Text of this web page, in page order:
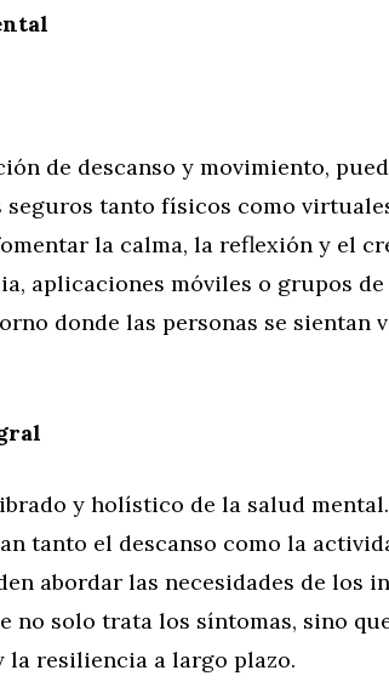
de descanso y movimiento,
tanto físicos como
la calma, la reflexión y el
aplicaciones móviles o grupos
donde las personas se sientan
y holístico de la salud
tanto el descanso como la
abordar las necesidades de los
no solo trata los síntomas, sino
la resiliencia a largo plazo.